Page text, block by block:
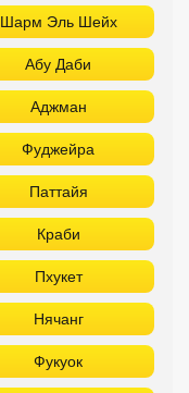
Шарм Эль Шейх
Абу Даби
Аджман
Фуджейра
Паттайя
Краби
Пхукет
Нячанг
Фукуок